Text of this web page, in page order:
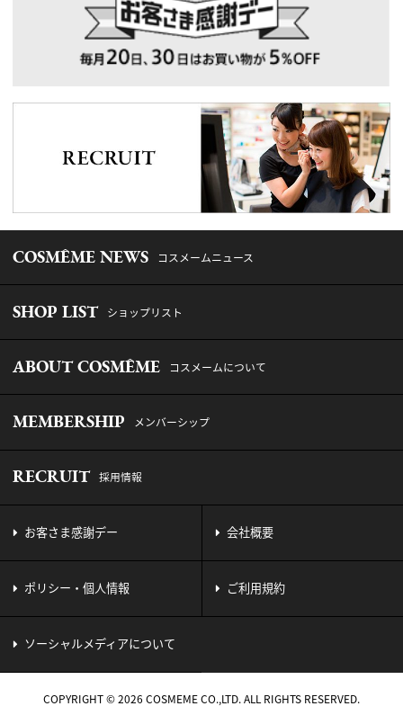
COSMÊME NEWS コスメームニュース
SHOP LIST ショップリスト
ABOUT COSMÊME コスメームについて
MEMBERSHIP メンバーシップ
RECRUIT 採用情報
お客さま感謝デー 会社概要
ポリシー・個人情報 ご利用規約
ソーシャルメディアについて
COPYRIGHT © 2026 COSMEME CO.,LTD. ALL RIGHTS RESERVED.